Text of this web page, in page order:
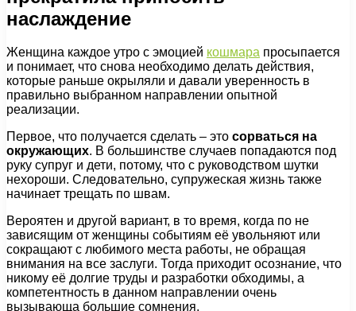
наслаждение
Женщина каждое утро с эмоцией кошмара просыпается
и понимает, что снова необходимо делать действия,
которые раньше окрыляли и давали уверенность в
правильно выбранном направлении опытной
реализации.
Первое, что получается сделать – это сорваться на
окружающих. В большинстве случаев попадаются под
руку супруг и дети, потому, что с руководством шутки
нехороши. Следовательно, супружеская жизнь также
начинает трещать по швам.
Вероятен и другой вариант, в то время, когда по не
зависящим от женщины событиям её увольняют или
сокращают с любимого места работы, не обращая
внимания на все заслуги. Тогда приходит осознание, что
никому её долгие труды и разработки обходимы, а
компетентность в данном направлении очень
вызывающа большие сомнения.